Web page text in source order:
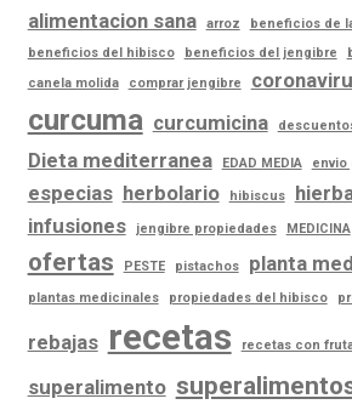
alimentacion sana arroz
beneficios de
beneficios del hibisco
beneficios del jengibre
canela molida
comprar jengibre
curcuma curcumicina
Dieta mediterranea EDAD MEDIA envio
especias herbolario hibiscus
infusiones jengibre propiedades MEDICINA
ofertas PESTE pistachos planta
plantas medicinales propiedades del hibisco
rebajas recetas recetas con
superalimento